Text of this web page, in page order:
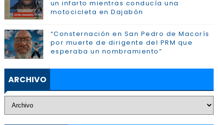
un infarto mientras conducía una
motocicleta en Dajabón
“Consternación en San Pedro de Macorís
por muerte de dirigente del PRM que
esperaba un nombramiento”
ARCHIVO